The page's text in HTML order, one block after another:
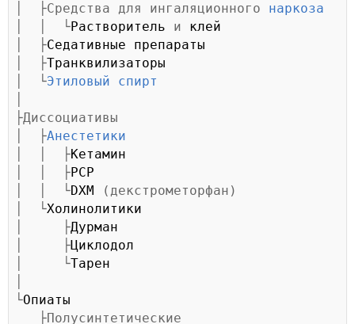
│  ├Средства для ингаляционного наркоза
│  │  └Растворитель и клей
│  ├Седативные препараты
│  ├Транквилизаторы
│  └Этиловый спирт
├Диссоциативы
│  ├Анестетики
│  │  ├Кетамин
│  │  ├PCP
│  │  └DXM
(декстрометорфан)
│  └Холинолитики
│     ├Дурман
│     ├Циклодол
│     └Тарен
└Опиаты